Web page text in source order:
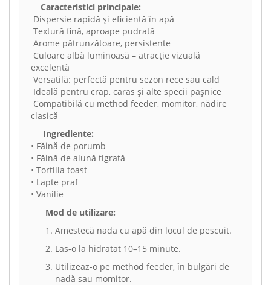
Caracteristici principale:
Dispersie rapidă și eficientă în apă
Textură fină, aproape pudrată
Arome pătrunzătoare, persistente
Culoare albă luminoasă – atracție vizuală
excelentă
Versatilă: perfectă pentru sezon rece sau cald
Ideală pentru crap, caras și alte specii pașnice
Compatibilă cu method feeder, momitor, nădire
clasică
Ingrediente:
• Făină de porumb
• Făină de alună tigrată
• Tortilla toast
• Lapte praf
• Vanilie
Mod de utilizare:
Amestecă nada cu apă din locul de pescuit.
Las-o la hidratat 10–15 minute.
Utilizeaz-o pe method feeder, în bulgări de
nadă sau momitor.